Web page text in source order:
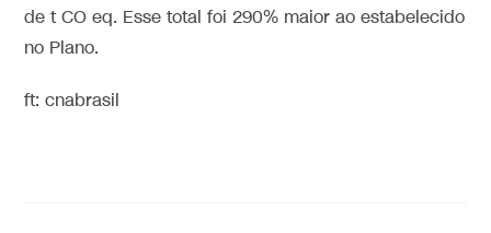
de t CO eq. Esse total foi 290% maior ao estabelecido
no Plano.
ft: cnabrasil